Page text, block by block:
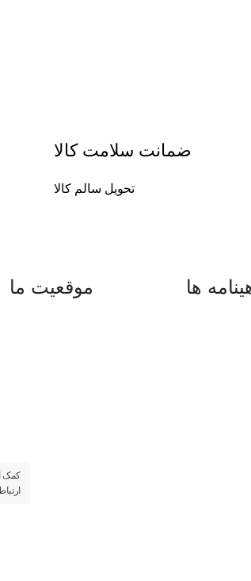
ضمانت سلامت کالا
تحویل سالم کالا
ها موقعیت ما
کمک